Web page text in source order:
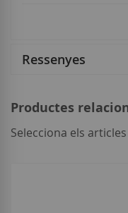
Ressenyes
Productes
Selecciona els